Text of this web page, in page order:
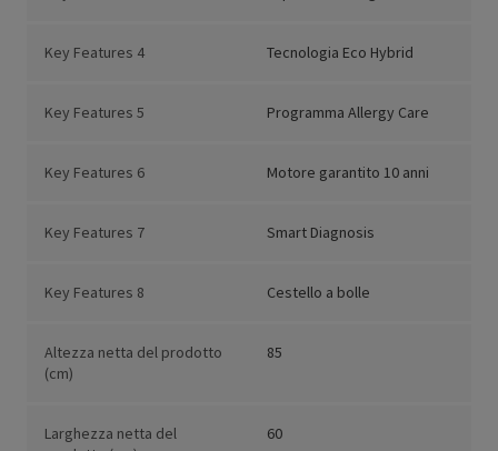
Key Features 4 Tecnologia Eco Hybrid
Key Features 5 Programma Allergy Care
Key Features 6 Motore garantito 10 anni
Key Features 7 Smart Diagnosis
Key Features 8 Cestello a bolle
Altezza netta del prodotto
(cm)
85
Larghezza netta del
60